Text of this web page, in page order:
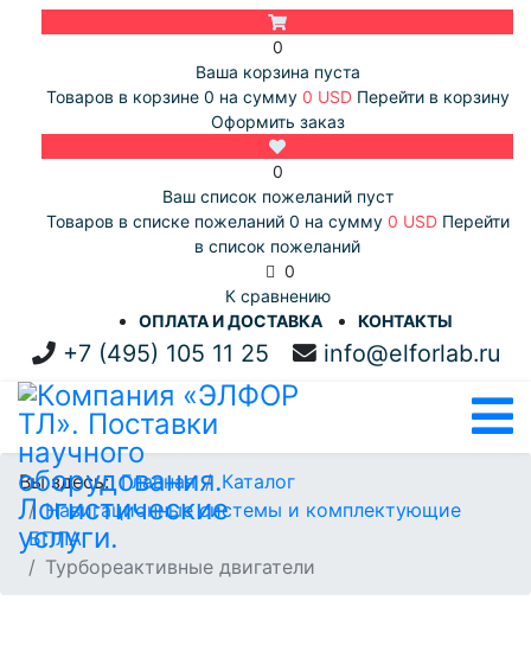
0
Ваша корзина пуста
Товаров в корзине 0 на сумму 0 USD Перейти в корзину
Оформить заказ
0
Ваш список пожеланий пуст
Товаров в списке пожеланий 0 на сумму 0 USD Перейти
в список пожеланий
0
К сравнению
ОПЛАТА И ДОСТАВКА
КОНТАКТЫ
+7 (495) 105 11 25 info@elforlab.ru
Вы здесь:Главная
Каталог
Навигационные системы и комплектующие
БПЛА
Турбореактивные двигатели